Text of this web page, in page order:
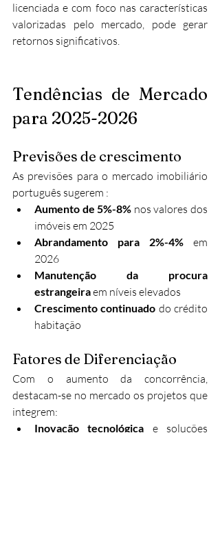
licenciada e com foco nas características
valorizadas pelo mercado, pode gerar
retornos significativos.
Tendências de Mercado
para 2025-2026
Previsões de crescimento
As previsões para o mercado imobiliário
português sugerem :​
Aumento de 5%-8% nos valores dos
imóveis em 2025
Abrandamento para 2%-4% em
2026
Manutenção da procura
estrangeira em níveis elevados
Crescimento continuado do crédito
habitação
Fatores de Diferenciação
Com o aumento da concorrência,
destacam-se no mercado os projetos que
integrem:
Inovação tecnológica e soluções